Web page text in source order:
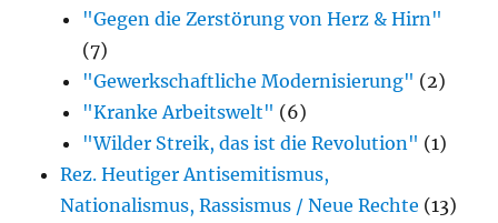
"Gegen die Zerstörung von Herz & Hirn"
(7)
"Gewerkschaftliche Modernisierung" (2)
"Kranke Arbeitswelt" (6)
"Wilder Streik, das ist die Revolution" (1)
Rez. Heutiger Antisemitismus,
Nationalismus, Rassismus / Neue Rechte (13)